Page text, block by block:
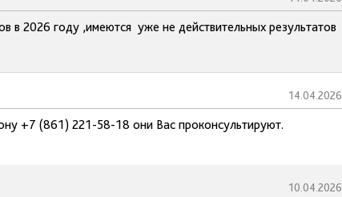
в 2026 году ,имеются уже не действительных результатов
14.04.2026
+7 (861) 221-58-18 они Вас проконсультируют.
10.04.2026